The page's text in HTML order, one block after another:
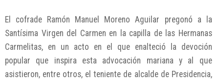
El cofrade Ramón Manuel Moreno Aguilar pregonó a la
Santísima Virgen del Carmen en la capilla de las Hermanas
Carmelitas, en un acto en el que enalteció la devoción
popular que inspira esta advocación mariana y al que
asistieron, entre otros, el teniente de alcalde de Presidencia,